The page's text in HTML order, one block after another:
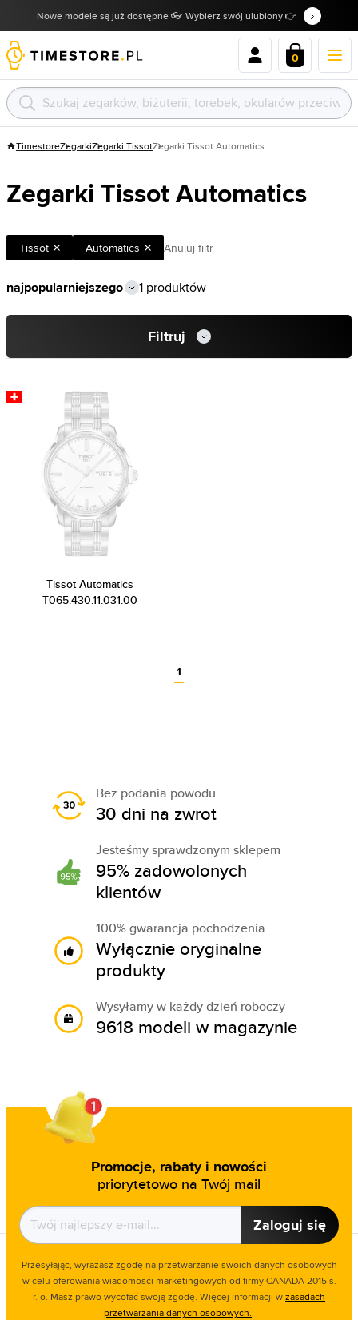
Nowe modele są już dostępne 👓 Wybierz swój ulubiony 👉
0
TimestoreZegarkiZegarki TissotZegarki Tissot Automatics
Zegarki Tissot Automatics
Tissot Automatics Anuluj filtr
1 produktów
Filtruj
Tissot Automatics
T065.430.11.031.00
1
Bez podania powodu
30 dni na zwrot
Jesteśmy sprawdzonym sklepem
95% zadowolonych
klientów
100% gwarancja pochodzenia
Wyłącznie oryginalne
produkty
Wysyłamy w każdy dzień roboczy
9618 modeli w magazynie
Promocje, rabaty i nowości
priorytetowo na Twój mail
Zaloguj się
Przesyłając, wyrażasz zgodę na przetwarzanie swoich danych osobowych
w celu oferowania wiadomości marketingowych od firmy CANADA 2015 s.
r. o. Masz prawo wycofać swoją zgodę. Więcej informacji wzasadach
przetwarzania danych osobowych..